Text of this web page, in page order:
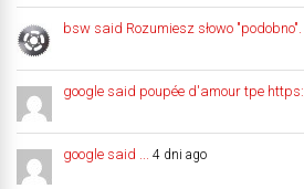
bsw said Rozumiesz słowo
google said poupée d'amour tpe
google said ... 4 dni ago